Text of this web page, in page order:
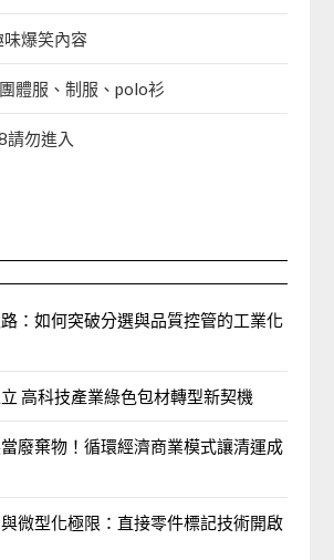
爆笑內容
體服、制服、polo衫
請勿進入
：如何突破分選與品質控管的工業化
高科技產業綠色包材轉型新契機
廢棄物！循環經濟商業模式讓清運成
微型化極限：直接零件標記技術開啟